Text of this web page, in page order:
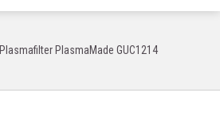
Plasmafilter PlasmaMade GUC1214